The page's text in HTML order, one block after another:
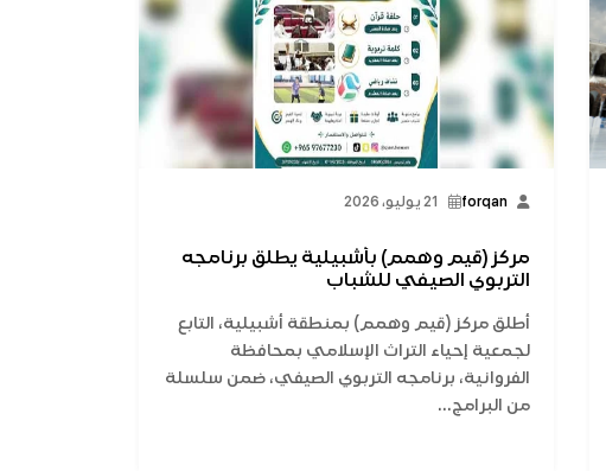
forqan 21 يوليو، 2026
مركز (قيم وهمم) بأشبيلية يطلق برنامجه
التربوي الصيفي للشباب
أطلق مركز (قيم وهمم) بمنطقة أشبيلية، التابع
لجمعية إحياء التراث الإسلامي بمحافظة
الفروانية، برنامجه التربوي الصيفي، ضمن سلسلة
من البرامج...